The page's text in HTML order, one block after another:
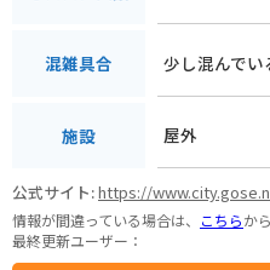
混雑具合 少し混んでい
施設 屋外
公式サイト:https://
情報が間違っている場合は、 こちらか
最終更新ユーザー：